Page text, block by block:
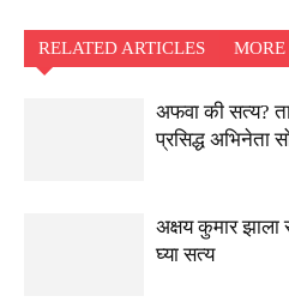
RELATED ARTICLES
अफवा की सत्य?
प्रसिद्ध अभिनेता
अक्षय कुमार झाला
घ्या सत्य